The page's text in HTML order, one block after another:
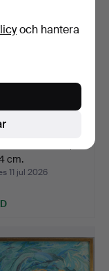
cm.
11 jul 2026
och hantera